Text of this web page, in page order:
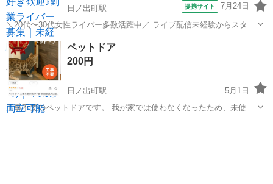
日ノ出町駅
提携サイト 7月24日
＼20代〜30代女性ライバー多数活躍中／ ライブ配信未経験からスター
トした方がほとんど！ SNSやコミュニケーションが好きな方であれば
経験は問いません。 【所属特典】 ・専属マネージャーによるサポート
・未経験向け...
神奈川 横浜市 日ノ出町駅
ペットドア
200円
日ノ出町駅
5月1日
工事不要のペットドアです。 我が家では使わなくなったため、未使用